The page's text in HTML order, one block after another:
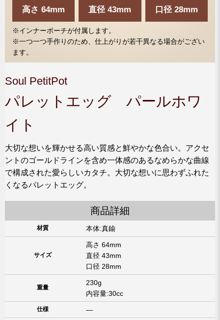
高さ 64mm 直径 43mm 口径 28mm
※インナーポーチが付属します。
※一つ一つ手作りのため、仕上がりが若干異なる場合がござい
ます。
Soul PetitPot
パレットエッグ パールホワ
イト
大切な想いを輝かせる高い質感と鮮やかな色合い。アクセ
ントのゴールドラインを含め一体感のあるなめらかな曲線
で構成された愛らしいカタチ。大切な想いに思わずふれた
くなるパレットエッグ。
商品詳細
材質 本体:真鍮
サイズ
高さ 64mm
直径 43mm
口径 28mm
重量
230g
内容量:30cc
仕様 ―